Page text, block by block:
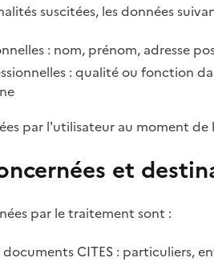
suscitées, les données
: nom, prénom, adresse
: qualité ou fonction
par l'utilisateur au moment
et
par le traitement sont :
CITES : particuliers,